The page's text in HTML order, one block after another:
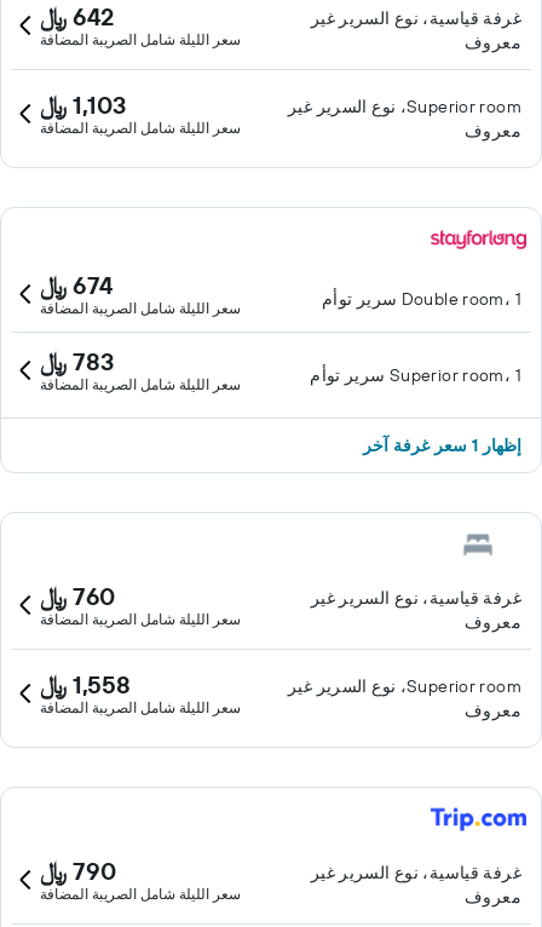
غرفة قياسية، نوع السرير غير
معروف
642 ﷼
سعر الليلة شامل الصريبة المضافة
Superior room، نوع السرير غير
معروف
1,103 ﷼
سعر الليلة شامل الصريبة المضافة
Double room، 1 سرير توأم 674 ﷼
سعر الليلة شامل الصريبة المضافة
Superior room، 1 سرير توأم 783 ﷼
سعر الليلة شامل الصريبة المضافة
إظهار 1 سعر غرفة آخر
غرفة قياسية، نوع السرير غير
معروف
760 ﷼
سعر الليلة شامل الصريبة المضافة
Superior room، نوع السرير غير
معروف
1,558 ﷼
سعر الليلة شامل الصريبة المضافة
غرفة قياسية، نوع السرير غير
معروف
790 ﷼
سعر الليلة شامل الصريبة المضافة